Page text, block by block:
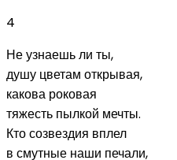
4
Не узнаешь ли ты,
душу цветам открывая,
какова роковая
тяжесть пылкой мечты.
Кто созвездия вплел
в смутные наши печали,